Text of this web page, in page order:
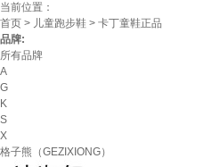
当前位置：
首页 > 儿童跑步鞋 > 卡丁童鞋正品
品牌:
所有品牌
A
G
K
S
X
格子熊（GEZIXIONG）